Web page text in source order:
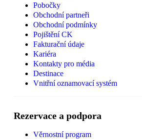
Pobočky
Obchodní partneři
Obchodní podmínky
Pojištění CK
Fakturační údaje
Kariéra
Kontakty pro média
Destinace
Vnitřní oznamovací systém
Rezervace a podpora
Věrnostní program